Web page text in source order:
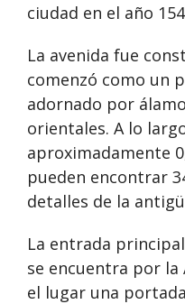
ciudad en el año
La avenida fue
comenzó como un
adornado por
orientales. A lo
aproximadamente
pueden encontrar
detalles de la
La entrada
se encuentra por la
el lugar una